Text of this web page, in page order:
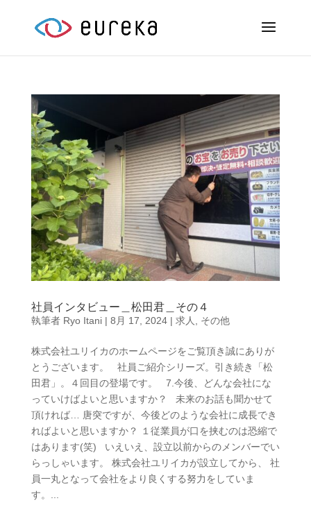
社員インタビュー＿松田君＿その４
執筆者 Ryo Itani| 8月 17, 2024| 求人 その他
株式会社ユリイカのホームページをご覧頂き誠にありが
とうございます。 社員ご紹介シリーズ。引き続き「松
田君」。４回目の登場です。 7.今後、どんな会社にな
っていけばよいと思いますか？ 未来のお話も聞かせて
頂ければ… 唐突ですが、今後どのような会社に成長でき
ればよいと思いますか？ １従業員が口を挟むのは恐縮で
はあります(笑) いえいえ、設立以前からのメンバーでい
らっしゃいます。 株式会社ユリイカが設立してから、 社
員一丸となって会社をより良くする努力をしていま
す。...